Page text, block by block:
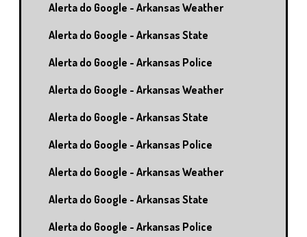
Alerta do Google - Arkansas Weather
Alerta do Google - Arkansas State
Alerta do Google - Arkansas Police
Alerta do Google - Arkansas Weather
Alerta do Google - Arkansas State
Alerta do Google - Arkansas Police
Alerta do Google - Arkansas Weather
Alerta do Google - Arkansas State
Alerta do Google - Arkansas Police